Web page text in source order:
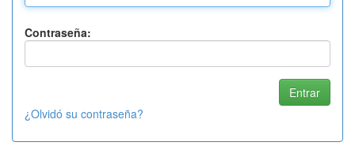
Contraseña:
¿Olvidó su contraseña?